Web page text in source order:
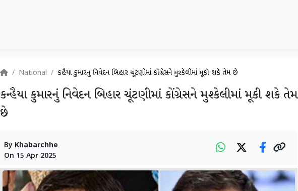
National કન્હૈયા કુમારનું નિવેદન બિહાર ચૂંટણીમાં કોંગ્રેસને મુશ્કેલીમાં મૂકી શકે તેમ છે
કન્હૈયા કુમારનું નિવેદન બિહાર ચૂંટણીમાં કોંગ્રેસને મુશ્કેલીમાં મૂકી શકે તેમ
છે
By Khabarchhe
On 15 Apr 2025